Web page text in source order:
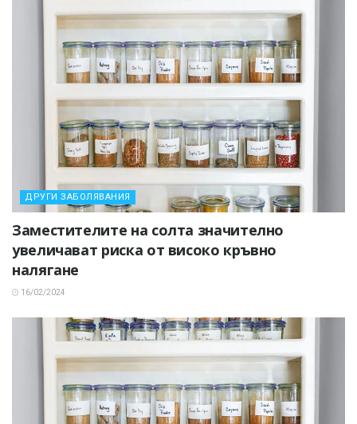
ДРУГИ ЗАБОЛЯВАНИЯ
Заместителите на солта значително
увеличават риска от високо кръвно
налягане
16/02/2024